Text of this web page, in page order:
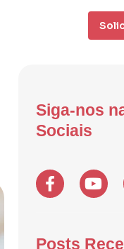
Siga-nos
Sociais
Posts